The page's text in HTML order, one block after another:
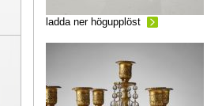
ladda ner högupplöst